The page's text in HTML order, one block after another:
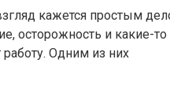
кажется простым
осторожность и какие-
Одним из них